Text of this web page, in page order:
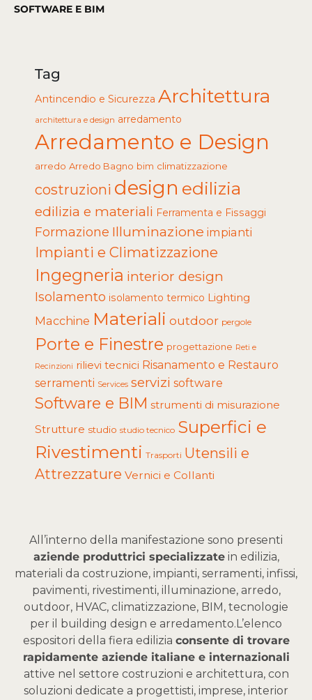
SOFTWARE E BIM
Tag
Antincendio e Sicurezza Architettura
architettura e design arredamento
Arredamento e Design
arredo Arredo Bagno bim climatizzazione
costruzioni design edilizia
edilizia e materiali Ferramenta e Fissaggi
Formazione Illuminazione impianti
Impianti e Climatizzazione
Ingegneria interior design
Isolamento isolamento termico Lighting
Macchine Materiali outdoor pergole
Porte e Finestre progettazione Reti e
Recinzioni rilievi tecnici Risanamento e Restauro
serramenti Services servizi software
Software e BIM strumenti di misurazione
Strutture studio studio tecnico Superfici e
Rivestimenti Trasporti Utensili e
Attrezzature Vernici e Collanti
All’interno della manifestazione sono presenti
aziende produttrici specializzatein edilizia,
materiali da costruzione, impianti, serramenti, infissi,
pavimenti, rivestimenti, illuminazione, arredo,
outdoor, HVAC, climatizzazione, BIM, tecnologie
per il building design e arredamento. L’elenco
espositori della fiera edilizia consente di trovare
rapidamente aziende italiane e internazionali
attive nel settore costruzioni e architettura, con
soluzioni dedicate a progettisti, imprese, interior